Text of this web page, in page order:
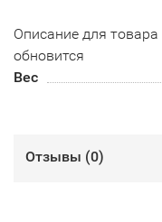
Описание для товара
обновится
Вес
Отзывы (0)